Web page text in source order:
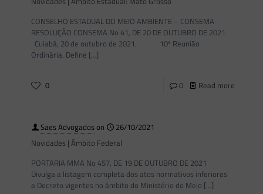
CONSELHO ESTADUAL DO MEIO AMBIENTE – CONSEMA
RESOLUÇÃO CONSEMA No 41, DE 20 DE OUTUBRO DE 2021
Cuiabá, 20 de outubro de 2021. 10ª Reunião
Ordinária. Define […]
0 0 Read more
Saes Advogadoson
26/10/2021
Novidades | Âmbito Federal
PORTARIA MMA No 457, DE 19 DE OUTUBRO DE 2021
Divulga a listagem completa dos atos normativos inferiores
a Decreto vigentes no âmbito do Ministério do Meio […]